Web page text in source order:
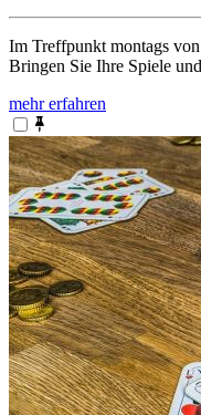
Im Treffpunkt montags
Bringen Sie Ihre Spiele
mehr erfahren